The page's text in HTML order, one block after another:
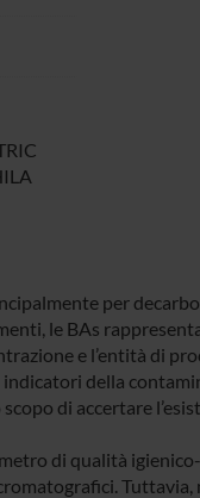
per
le BAs
e l’entità di
della
di accertare
di qualità